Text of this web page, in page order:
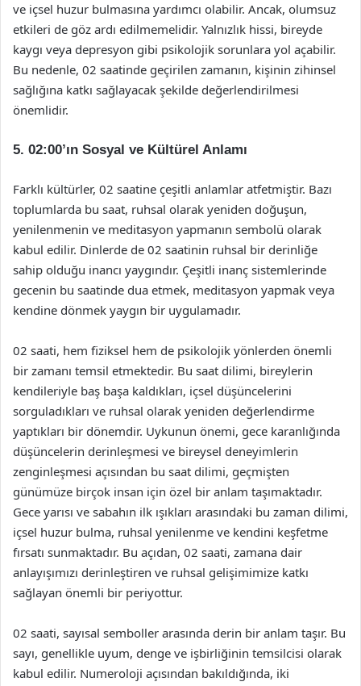
ve içsel huzur bulmasına yardımcı olabilir. Ancak, olumsuz
etkileri de göz ardı edilmemelidir. Yalnızlık hissi, bireyde
kaygı veya depresyon gibi psikolojik sorunlara yol açabilir.
Bu nedenle, 02 saatinde geçirilen zamanın, kişinin zihinsel
sağlığına katkı sağlayacak şekilde değerlendirilmesi
önemlidir.
5. 02:00’ın Sosyal ve Kültürel Anlamı
Farklı kültürler, 02 saatine çeşitli anlamlar atfetmiştir. Bazı
toplumlarda bu saat, ruhsal olarak yeniden doğuşun,
yenilenmenin ve meditasyon yapmanın sembolü olarak
kabul edilir. Dinlerde de 02 saatinin ruhsal bir derinliğe
sahip olduğu inancı yaygındır. Çeşitli inanç sistemlerinde
gecenin bu saatinde dua etmek, meditasyon yapmak veya
kendine dönmek yaygın bir uygulamadır.
02 saati, hem fiziksel hem de psikolojik yönlerden önemli
bir zamanı temsil etmektedir. Bu saat dilimi, bireylerin
kendileriyle baş başa kaldıkları, içsel düşüncelerini
sorguladıkları ve ruhsal olarak yeniden değerlendirme
yaptıkları bir dönemdir. Uykunun önemi, gece karanlığında
düşüncelerin derinleşmesi ve bireysel deneyimlerin
zenginleşmesi açısından bu saat dilimi, geçmişten
günümüze birçok insan için özel bir anlam taşımaktadır.
Gece yarısı ve sabahın ilk ışıkları arasındaki bu zaman dilimi,
içsel huzur bulma, ruhsal yenilenme ve kendini keşfetme
fırsatı sunmaktadır. Bu açıdan, 02 saati, zamana dair
anlayışımızı derinleştiren ve ruhsal gelişimimize katkı
sağlayan önemli bir periyottur.
02 saati, sayısal semboller arasında derin bir anlam taşır. Bu
sayı, genellikle uyum, denge ve işbirliğinin temsilcisi olarak
kabul edilir. Numeroloji açısından bakıldığında, iki